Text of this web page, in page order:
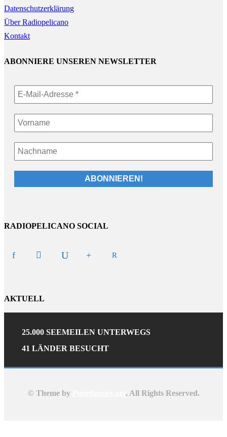
Datenschutzerklärung
Über Radiopelicano
Kontakt
ABONNIERE UNSEREN NEWSLETTER
RADIOPELICANO SOCIAL
AKTUELL
25.000 SEEMEILEN UNTERWEGS
41 LÄNDER BESUCHT
© Theme by . All Rights Reserved.